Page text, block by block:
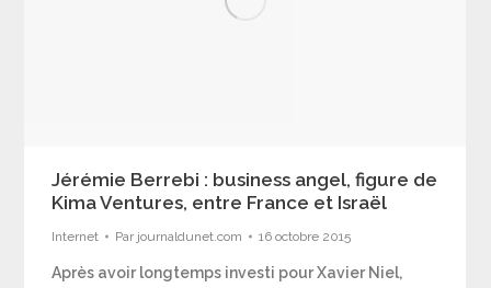
Jérémie Berrebi : business angel, figure de
Kima Ventures, entre France et Israël
Internet Par journaldunet.com 16 octobre 2015
Après avoir longtemps investi pour Xavier Niel,